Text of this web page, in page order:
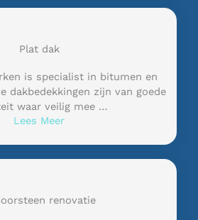
Plat dak
is specialist in bitumen en
dakbedekkingen zijn van goede
waar veilig mee …
Lees Meer
renovatie